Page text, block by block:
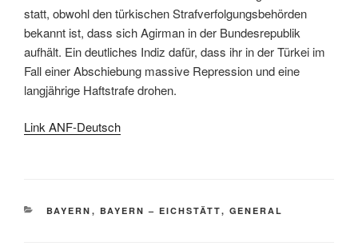
statt, obwohl den türkischen Strafverfolgungsbehörden
bekannt ist, dass sich Agirman in der Bundesrepublik
aufhält. Ein deutliches Indiz dafür, dass ihr in der Türkei im
Fall einer Abschiebung massive Repression und eine
langjährige Haftstrafe drohen.
Link ANF-Deutsch
BAYERN , BAYERN – EICHSTÄTT, GENERAL